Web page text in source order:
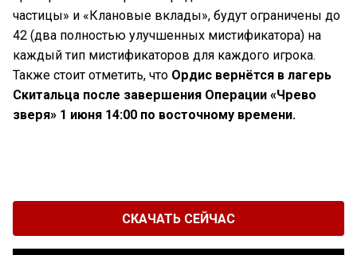
частицы» и «Клановые вклады», будут ограничены до
42 (два полностью улучшенных мистификатора) на
каждый тип мистификаторов для каждого игрока.
Также стоит отметить, что Ордис вернётся в лагерь
Скитальца после завершения Операции «Чрево
зверя» 1 июня 14:00 по восточному времени.
СКАЧАТЬ СЕЙЧАС